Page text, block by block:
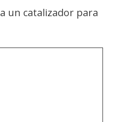
un catalizador para